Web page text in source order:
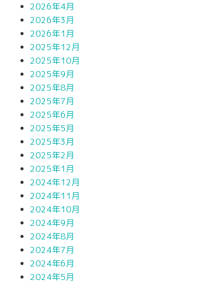
2026年4月
2026年3月
2026年1月
2025年12月
2025年10月
2025年9月
2025年8月
2025年7月
2025年6月
2025年5月
2025年3月
2025年2月
2025年1月
2024年12月
2024年11月
2024年10月
2024年9月
2024年8月
2024年7月
2024年6月
2024年5月